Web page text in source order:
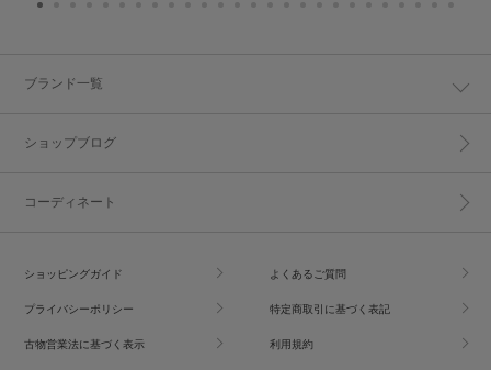
ブランド一覧
ショップブログ
コーディネート
ショッピングガイド よくあるご質問
プライバシーポリシー 特定商取引に基づく表記
古物営業法に基づく表示 利用規約